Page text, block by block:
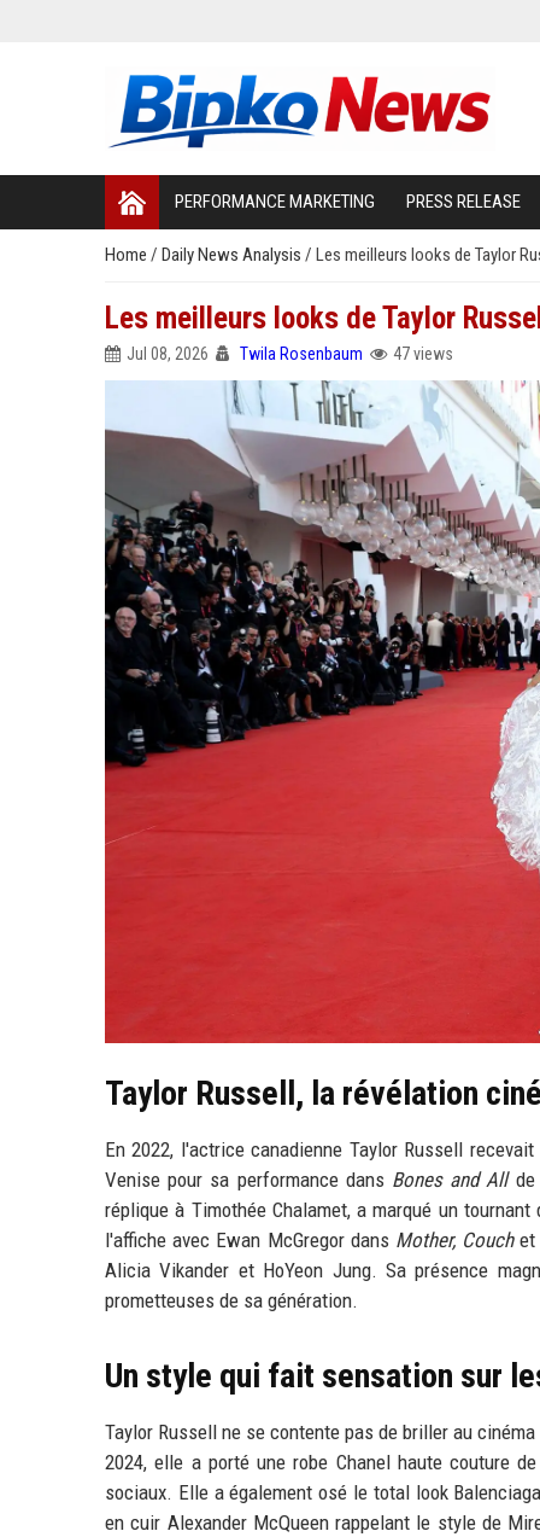
PERFORMANCE MARKETING PRESS RELEASE
Home / Daily News Analysis / Les meilleurs looks de Taylor
Les meilleurs looks de Taylor
Jul 08, 2026 Twila Rosenbaum 47 views
Taylor Russell, la révélation
En 2022, l'actrice canadienne Taylor Russell
Venise pour sa performance dans Bones and Allde
réplique à Timothée Chalamet, a marqué un
l'affiche avec Ewan McGregor dans Mother, Couchet
Alicia Vikander et HoYeon Jung. Sa présence
prometteuses de sa génération.
Un style qui fait sensation sur
Taylor Russell ne se contente pas de briller au
2024, elle a porté une robe Chanel haute couture
sociaux. Elle a également osé le total look
en cuir Alexander McQueen rappelant le style de